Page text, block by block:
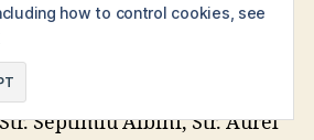
mars este: Parcul
Emil Isac, str. Gheorghe Sincai,
Avram Iancu, Pta. Cipariu,
Septimiu Albini, Str. Aurel
how to control cookies, see